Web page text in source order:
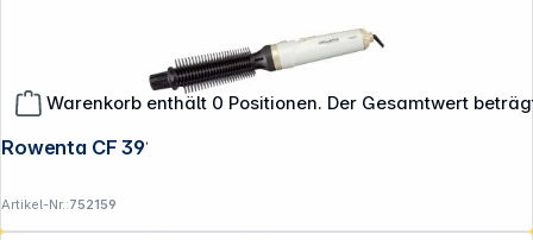
Warenkorb enthält 0 Positionen. Der Gesamtwert
Rowenta CF 3910 Curl Release
Artikel-Nr.:752159
**EVP = Empfohlener Verkaufspreis des Herstellers /
Lieferanten zzgl. 19% Mwst.